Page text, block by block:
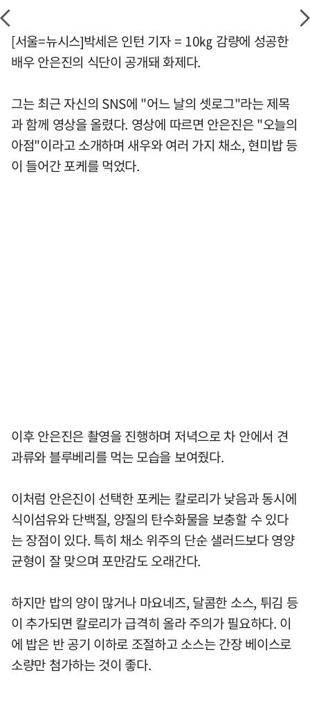
[서울=뉴시스]박세은 인턴 기자 = 10㎏ 감량에 성공한
배우 안은진의 식단이 공개돼 화제다.
그는 최근 자신의 SNS에 "어느 날의 셋로그"라는 제목
과 함께 영상을 올렸다. 영상에 따르면 안은진은 "오늘의
아점"이라고 소개하며 새우와 여러 가지 채소, 현미밥 등
이 들어간 포케를 먹었다.
이후 안은진은 촬영을 진행하며 저녁으로 차 안에서 견
과류와 블루베리를 먹는 모습을 보여줬다.
이처럼 안은진이 선택한 포케는 칼로리가 낮음과 동시에
식이섬유와 단백질, 양질의 탄수화물을 보충할 수 있다
는 장점이 있다. 특히 채소 위주의 단순 샐러드보다 영양
균형이 잘 맞으며 포만감도 오래간다.
하지만 밥의 양이 많거나 마요네즈, 달콤한 소스, 튀김 등
이 추가되면 칼로리가 급격히 올라 주의가 필요하다. 이
에 밥은 반 공기 이하로 조절하고 소스는 간장 베이스로
소량만 첨가하는 것이 좋다.